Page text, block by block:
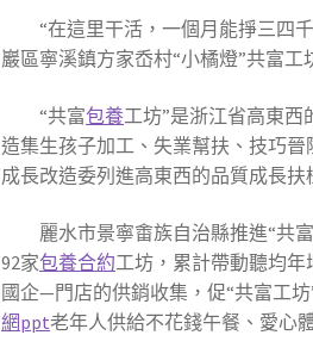
“在這里干活，一個月能掙三四
巖區寧溪鎮方家岙村“小橘燈”共富
“共富包養工坊”是浙江省高東西
造集生孩子加工、失業幫扶、技巧
成長改造委列進高東西的品質成長
麗水市景寧畬族自治縣推進“共
92家包養合約工坊，累計帶動聽均
國企—門店的供銷收集，促“共富工
網ppt老年人供給不花錢午餐、愛心